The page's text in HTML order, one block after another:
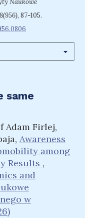
Naukowe
8(956), 87-105.
same
Adam Firlej,
Awareness
among
Results ,
and
w